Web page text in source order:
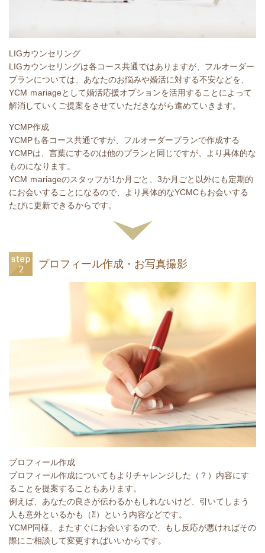
LIGカウンセリング
LIGカウンセリングは各コース共通ではありますが、フルオーダー
プランについては、あなたのお悩みや婚活に対する不安などを、
YCM ｍariageとして婚活応援オプションを活用することによって
解消していくご提案をさせていただきながら進めていきます。
YCMP作成
YCMPも各コース共通ですが、フルオーダープランで作成する
YCMPは、言葉にするのは他のプランと同じですが、より具体的な
ものになります。
YCM ｍariageのスタッフが1か月ごと、3か月ごと以外にも定期的
にお会いすることになるので、より具体的なYCMCもお会いする
たびに更新できるからです。
プロフィール作成・お写真撮影
プロフィール作成
プロフィール作成についてもよりチャレンジした（？）内容にす
ることを提案することもあります。
例えば、あなたの良さが伝わるかもしれないけど、引いてしまう
人も意外といるかも（⁈）という内容などです。
YCMP同様、またすぐにお会いするので、もし反応が悪ければその
際にご相談して変更すればいいからです。